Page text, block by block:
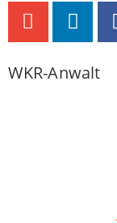
WKR-Anwalt